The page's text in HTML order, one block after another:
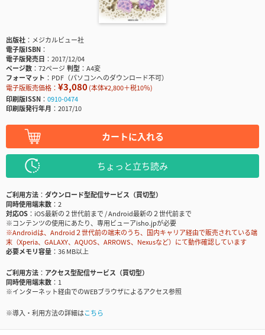
出版社
メジカルビュー社
電子版ISBN
電子版発売日
2017/12/04
ページ数
72ページ判型
A4変
フォーマット
PDF（パソコンへのダウンロード不可）
電子版販売価格： ¥3,080(本体¥2,800＋税10％)
印刷版ISSN
0910-0474
印刷版発行年月
2017/10
カートに入れる
ちょっと立ち読み
ご利用方法
ダウンロード型配信サービス（買切型）
同時使用端末数
2
対応OS
iOS最新の２世代前まで / Android最新の２世代前まで
※コンテンツの使用にあたり、専用ビューアisho.jpが必要
※Androidは、Android２世代前の端末のうち、国内キャリア経由で販売されている端
末（Xperia、GALAXY、AQUOS、ARROWS、Nexusなど）にて動作確認しています
必要メモリ容量
36 MB以上
ご利用方法
アクセス型配信サービス（買切型）
同時使用端末数
1
※インターネット経由でのWEBブラウザによるアクセス参照
※導入・利用方法の詳細はこちら